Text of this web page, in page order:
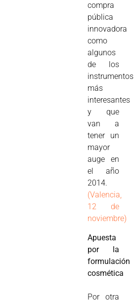
compra
pública
innovadora
como
algunos
de los
instrumentos
más
interesantes
y que
van a
tener un
mayor
auge en
el año
2014.
(Valencia,
12 de
noviembre)
Apuesta
por la
formulación
cosmética
Por otra